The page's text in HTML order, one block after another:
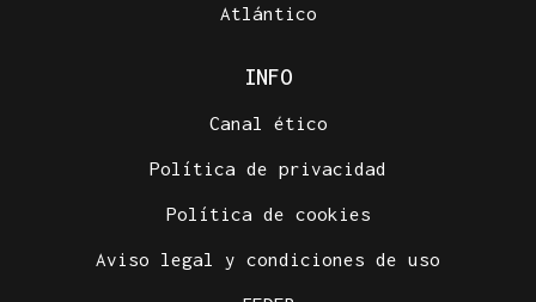
Atlántico
INFO
Canal ético
Política de privacidad
Política de cookies
Aviso legal y condiciones de uso